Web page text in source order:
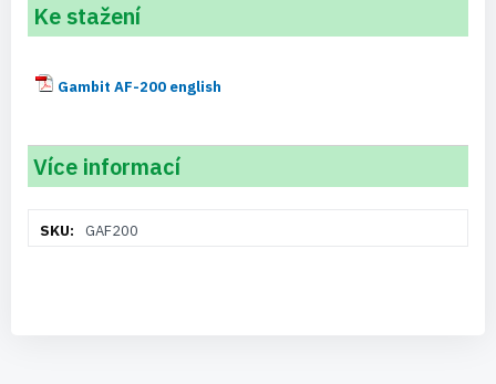
Ke stažení
Gambit AF-200 english
Více informací
informacíGAF200